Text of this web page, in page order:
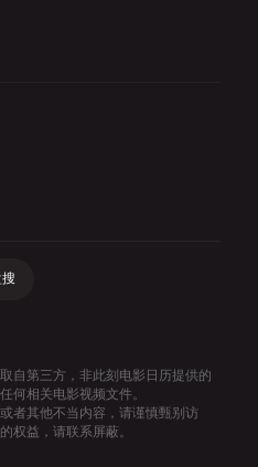
自第三方，非此刻电影日历提供的
何相关电影视频文件。
者其他不当内容，请谨慎甄别访
权益，请联系屏蔽。